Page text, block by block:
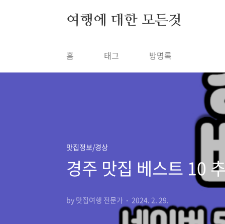
여행에 대한 모든것
홈 태그 방명록
맛집정보/경상
경주 맛집 베스트 10
by 맛집여행 전문가 2024. 2. 29.